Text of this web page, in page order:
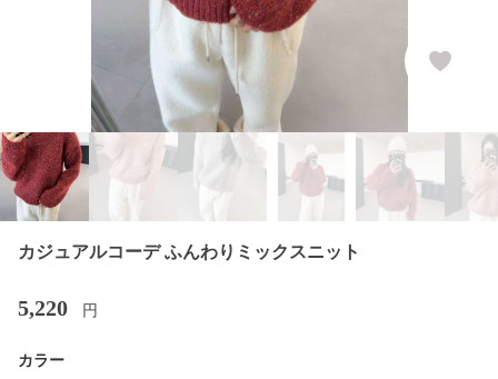
カジュアルコーデ ふんわりミックスニット
5,220 円
カラー